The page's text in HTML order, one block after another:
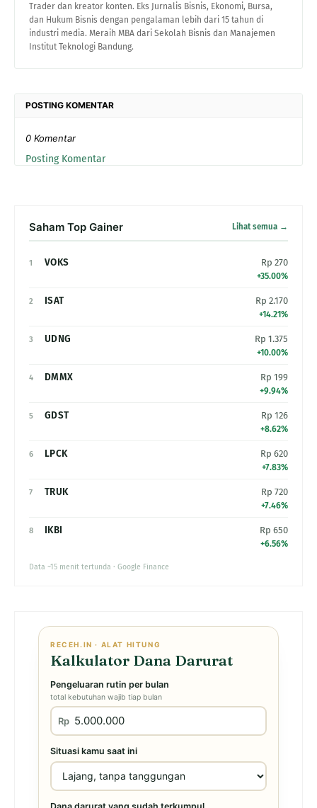
Trader dan kreator konten. Eks Jurnalis Bisnis, Ekonomi, Bursa,
dan Hukum Bisnis dengan pengalaman lebih dari 15 tahun di
industri media. Meraih MBA dari Sekolah Bisnis dan Manajemen
Institut Teknologi Bandung.
POSTING KOMENTAR
0 Komentar
Posting Komentar
Saham Top Gainer Lihat semua →
1 VOKS Rp 270
+35.00%
2 ISAT Rp 2.170
+14.21%
3 UDNG Rp 1.375
+10.00%
4 DMMX Rp 199
+9.94%
5 GDST Rp 126
+8.62%
6 LPCK Rp 620
+7.83%
7 TRUK Rp 720
+7.46%
8 IKBI Rp 650
+6.56%
Data ~15 menit tertunda · Google Finance
RECEH.IN · ALAT HITUNG
Kalkulator Dana Darurat
Pengeluaran rutin per bulan
total kebutuhan wajib tiap bulan
Rp
Situasi kamu saat ini